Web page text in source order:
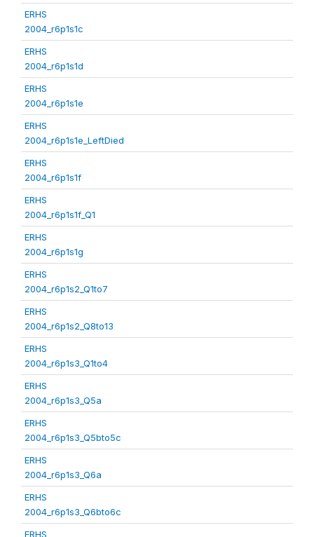
ERHS
2004_r6p1s1c
ERHS
2004_r6p1s1d
ERHS
2004_r6p1s1e
ERHS
2004_r6p1s1e_LeftDied
ERHS
2004_r6p1s1f
ERHS
2004_r6p1s1f_Q1
ERHS
2004_r6p1s1g
ERHS
2004_r6p1s2_Q1to7
ERHS
2004_r6p1s2_Q8to13
ERHS
2004_r6p1s3_Q1to4
ERHS
2004_r6p1s3_Q5a
ERHS
2004_r6p1s3_Q5bto5c
ERHS
2004_r6p1s3_Q6a
ERHS
2004_r6p1s3_Q6bto6c
ERHS